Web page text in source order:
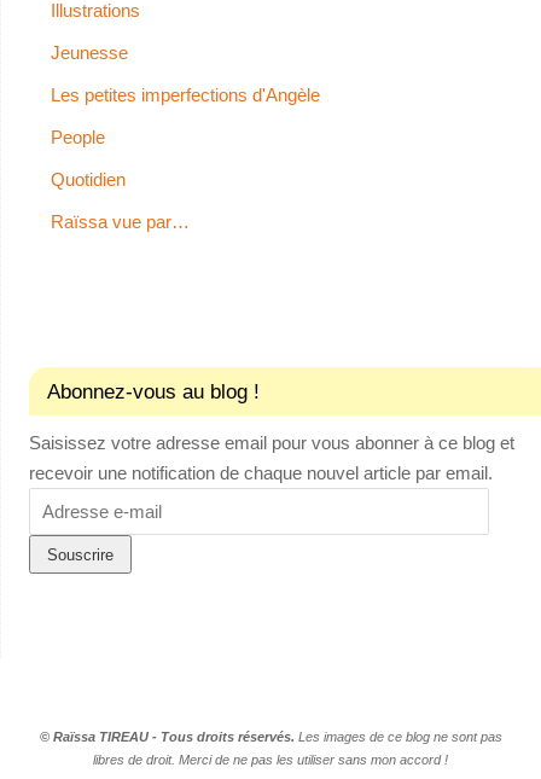
Illustrations
Jeunesse
Les petites imperfections d'Angèle
People
Quotidien
Raïssa vue par…
Abonnez-vous au blog !
Saisissez votre adresse email pour vous abonner à ce blog et
recevoir une notification de chaque nouvel article par email.
Adresse
e-
mail
© Raïssa TIREAU - Tous droits réservés. Les images de ce blog ne sont pas
libres de droit. Merci de ne pas les utiliser sans mon accord !